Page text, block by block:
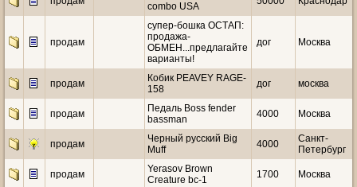
combo USA
продам
супер-бошка ОСТАП:
продажа-
ОБМЕН...предлагайте
варианты!
дог Москва
продам
Кобик PEAVEY RAGE-
158
дог москва
продам
Педаль Boss fender
bassman
4000 Москва
продам
Черный русский Big
Muff
4000
Санкт-
Петербург
продам
Yerasov Brown
Creature bc-1
1700 Москва